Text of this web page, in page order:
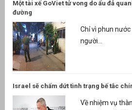
Một tài xế GoViet tử vong do ẩu đả
đường
Chỉ vì phun
người...
Israel sẽ chấm dứt tình trạng bế tắc
Về nhiệm vụ